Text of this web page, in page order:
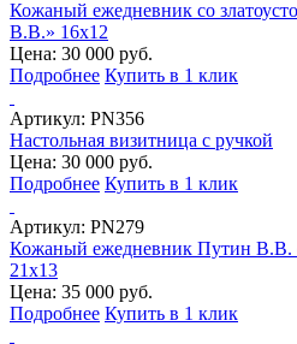
Кожаный ежедневник со
В.В.» 16х12
Цена: 30 000 руб.
Подробнее Купить в 1 клик
Артикул: PN356
Настольная визитница с ручкой
Цена: 30 000 руб.
Подробнее Купить в 1 клик
Артикул: PN279
Кожаный ежедневник Путин В.В.
21х13
Цена: 35 000 руб.
Подробнее Купить в 1 клик